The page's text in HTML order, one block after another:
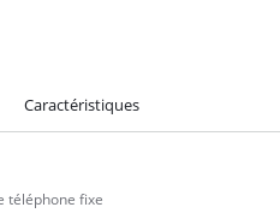
Caractéristiques
téléphone fixe